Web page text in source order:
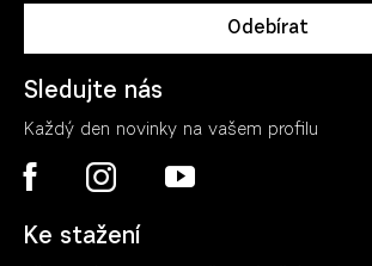
Sledujte nás
Každý den novinky na vašem profilu
Ke stažení